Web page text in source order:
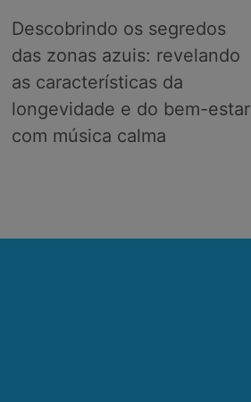
Descobrindo os segredos
das zonas azuis: revelando
as características da
longevidade e do bem-estar
com música calma